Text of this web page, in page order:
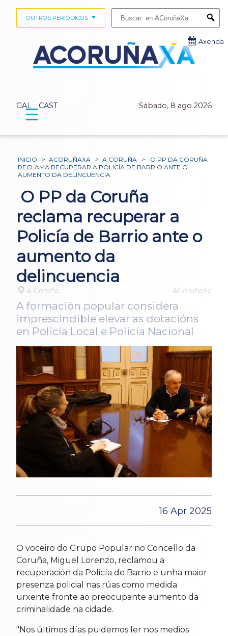
GAL CAST Sábado, 8 ago 2026
OUTROS PERIÓDICOS
Axenda
☰
INICIO > ACORUÑAXA > A CORUÑA >
O PP DA CORUÑA
RECLAMA RECUPERAR A POLICÍA DE BARRIO ANTE O
AUMENTO DA DELINCUENCIA
O PP da Coruña
reclama recuperar a
Policía de Barrio ante o
aumento da
delincuencia
A Coruña ACoruñaXa
A formación popular considera
imprescindible elevar as dotacións
en Policía Local e Policía Nacional
16 Apr 2025
O voceiro do Grupo Popular no Concello da
Coruña, Miguel Lorenzo, reclamou a
recuperación da Policía de Barrio e unha maior
presenza policial nas rúas como medida
urxente fronte ao preocupante aumento da
criminalidade na cidade.
"Nos últimos días puidemos ler nos medios